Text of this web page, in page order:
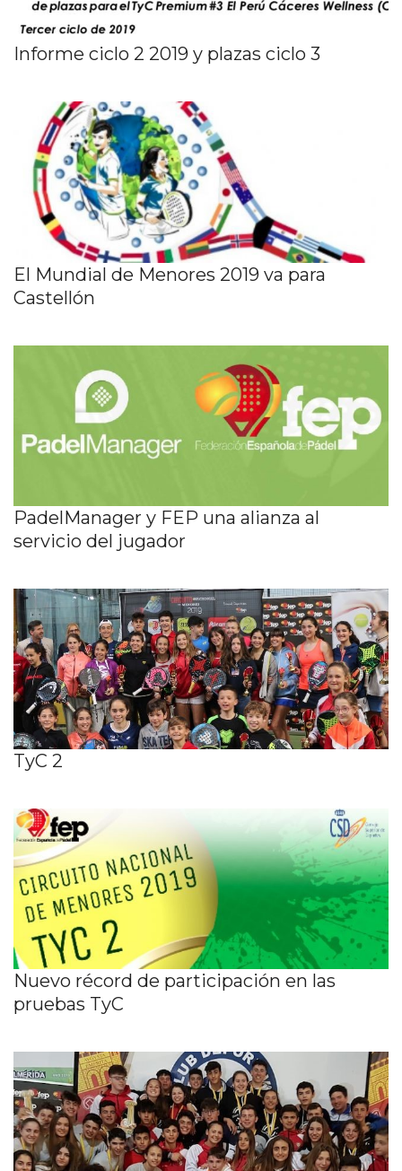
Informe ciclo 2 2019 y plazas ciclo 3
El Mundial de Menores 2019 va para
Castellón
PadelManager y FEP una alianza al
servicio del jugador
TyC 2
Nuevo récord de participación en las
pruebas TyC